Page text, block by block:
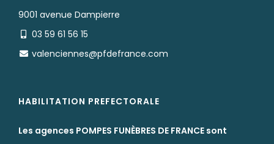
9001 avenue Dampierre
03 59 61 56 15
valenciennes@pfdefrance.com
HABILITATION PREFECTORALE
Les agences POMPES FUNÈBRES DE FRANCE sont